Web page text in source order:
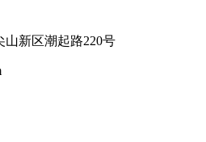
新区潮起路220号